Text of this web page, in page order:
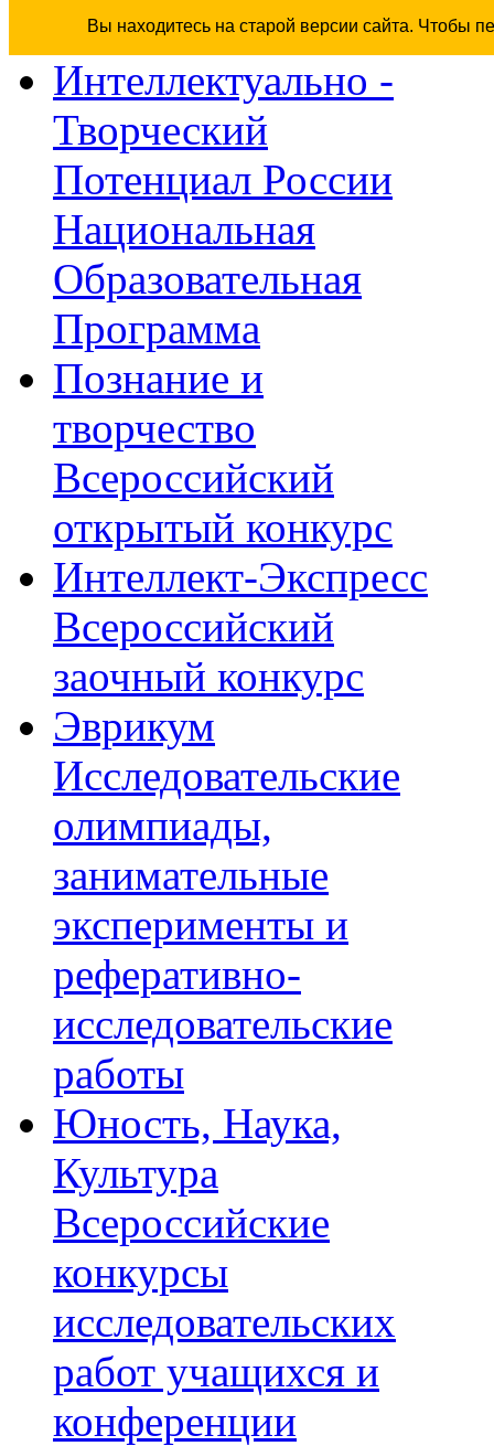
Вы находитесь на старой версии сайта. Чтобы
Интеллектуально -
Творческий
Потенциал России
Национальная
Образовательная
Программа
Познание и
творчество
Всероссийский
открытый конкурс
Интеллект-Экспресс
Всероссийский
заочный конкурс
Эврикум
Исследовательские
олимпиады,
занимательные
эксперименты и
реферативно-
исследовательские
работы
Юность, Наука,
Культура
Всероссийские
конкурсы
исследовательских
работ учащихся и
конференции